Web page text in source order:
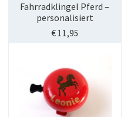
Fahrradklingel Pferd –
personalisiert
€11,95